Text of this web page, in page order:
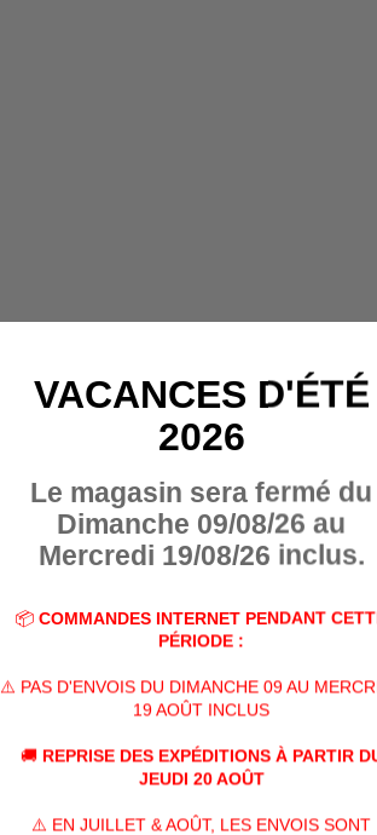
VACANCES D'ÉTÉ
2026
Le magasin sera fermé du
Dimanche 09/08/26 au
Mercredi 19/08/26 inclus.
📦 COMMANDES INTERNET PENDANT
PÉRIODE :
⚠️ PAS D'ENVOIS DU DIMANCHE 09 AU
19 AOÛT INCLUS
🚚 REPRISE DES EXPÉDITIONS À PARTIR
JEUDI 20 AOÛT
⚠️ EN JUILLET & AOÛT, LES ENVOIS SONT